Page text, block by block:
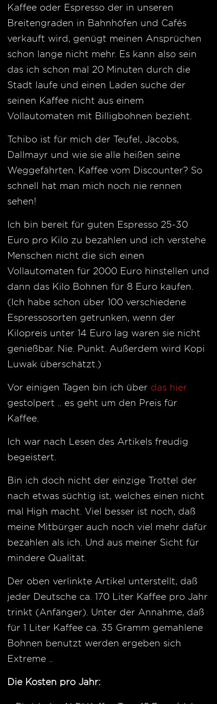
Kaffee oder Espresso der in unseren
Breitengraden in Bahnhöfen und Cafés
verkauft wird, genügt meinen Ansprüchen
schon lange nicht mehr. Es kann also sein
das ich schon mal 20 Minuten durch die
Stadt laufe und einen Laden suche der
seinen Kaffee nicht aus einem
Vollautomaten mit Billigbohnen bezieht.
Tchibo ist für mich der Teufel, Jacobs,
Dallmayr und wie sie alle heißen seine
Weggefährten. Kaffee vom Discounter? So
schnell hat man mich noch nie rennen
sehen!
Ich bin bereit für guten Espresso 25-30
Euro pro Kilo zu bezahlen und ich verstehe
Menschen nicht die sich einen
Vollautomaten für 2000 Euro hinstellen und
dann das Kilo Bohnen für 8 Euro kaufen.
(Ich habe schon über 100 verschiedene
Espressosorten getrunken, wenn der
Kilopreis unter 14 Euro lag waren sie nicht
genießbar. Nie. Punkt. Außerdem wird Kopi
Luwak überschätzt.)
Vor einigen Tagen bin ich über das hier
gestolpert .. es geht um den Preis für
Kaffee.
Ich war nach Lesen des Artikels freudig
begeistert.
Bin ich doch nicht der einzige Trottel der
nach etwas süchtig ist, welches einen nicht
mal High macht. Viel besser ist noch, daß
meine Mitbürger auch noch viel mehr dafür
bezahlen als ich. Und aus meiner Sicht für
mindere Qualität.
Der oben verlinkte Artikel unterstellt, daß
jeder Deutsche ca. 170 Liter Kaffee pro Jahr
trinkt (Anfänger). Unter der Annahme, daß
für 1 Liter Kaffee ca. 35 Gramm gemahlene
Bohnen benutzt werden ergeben sich
Extreme ..
Die Kosten pro Jahr: